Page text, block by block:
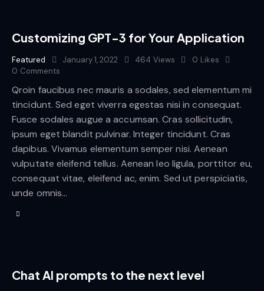
Customizing GPT-3 for Your Application
Featured January 1, 2022 464 Views 0 Likes
0 Comments
Qroin faucibus nec mauris a sodales, sed elementum mi
tincidunt. Sed eget viverra egestas nisi in consequat.
Fusce sodales augue a accumsan. Cras sollicitudin,
ipsum eget blandit pulvinar. Integer tincidunt. Cras
dapibus. Vivamus elementum semper nisi. Aenean
vulputate eleifend tellus. Aenean leo ligula, porttitor eu,
consequat vitae, eleifend ac, enim. Sed ut perspiciatis,
unde omnis…
Chat AI prompts to the next level